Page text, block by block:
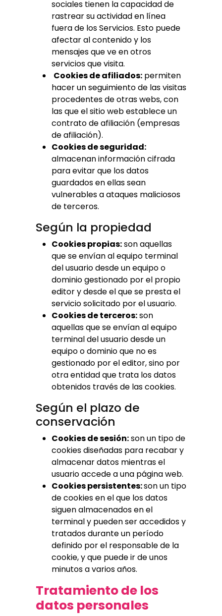
sociales tienen la capacidad de
rastrear su actividad en línea
fuera de los Servicios. Esto puede
afectar al contenido y los
mensajes que ve en otros
servicios que visita.
Cookies de afiliados:permiten
hacer un seguimiento de las visitas
procedentes de otras webs, con
las que el sitio web establece un
contrato de afiliación (empresas
de afiliación).
Cookies de seguridad:
almacenan información cifrada
para evitar que los datos
guardados en ellas sean
vulnerables a ataques maliciosos
de terceros.
Según la propiedad
Cookies propias:son aquellas
que se envían al equipo terminal
del usuario desde un equipo o
dominio gestionado por el propio
editor y desde el que se presta el
servicio solicitado por el usuario.
Cookies de terceros:son
aquellas que se envían al equipo
terminal del usuario desde un
equipo o dominio que no es
gestionado por el editor, sino por
otra entidad que trata los datos
obtenidos través de las cookies.
Según el plazo de
conservación
Cookies de sesión:son un tipo de
cookies diseñadas para recabar y
almacenar datos mientras el
usuario accede a una página web.
Cookies persistentes:son un tipo
de cookies en el que los datos
siguen almacenados en el
terminal y pueden ser accedidos y
tratados durante un período
definido por el responsable de la
cookie, y que puede ir de unos
minutos a varios años.
Tratamiento de los
datos personales